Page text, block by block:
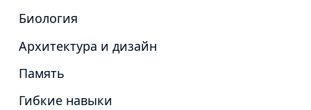
Биология
Архитектура и дизайн
Память
Гибкие навыки